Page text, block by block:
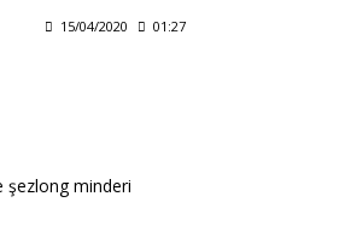
15/04/2020 01:27
şezlong minderi